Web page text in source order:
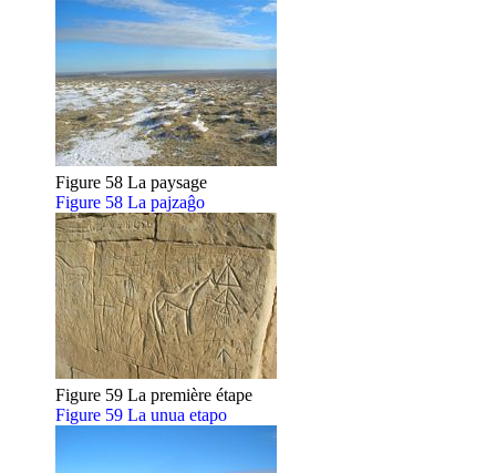
Figure 58 La paysage
Figure 58 La pajzaĝo
Figure 59 La première étape
Figure 59 La unua etapo